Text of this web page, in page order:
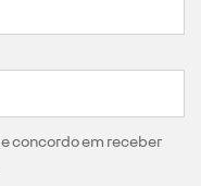
e concordo em receber